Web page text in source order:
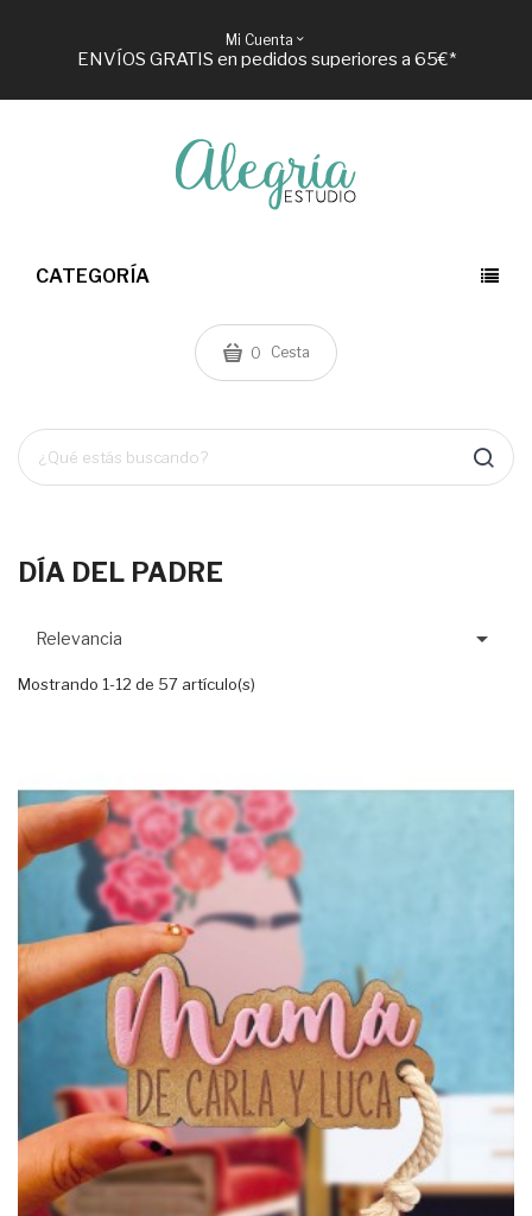
Mi Cuenta
ENVÍOS GRATIS en pedidos superiores a 65€*
CATEGORÍA
Cesta
0
DÍA DEL PADRE
Relevancia 
Mostrando 1-12 de 57 artículo(s)